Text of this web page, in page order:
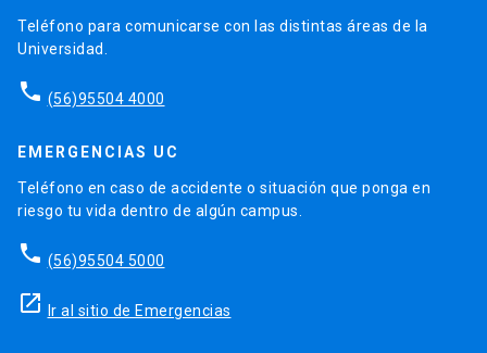
Teléfono para comunicarse con las distintas áreas de la
Universidad.
phone (56)95504 4000
EMERGENCIAS UC
Teléfono en caso de accidente o situación que ponga en
riesgo tu vida dentro de algún campus.
phone (56)95504 5000
launch Ir al sitio de Emergencias